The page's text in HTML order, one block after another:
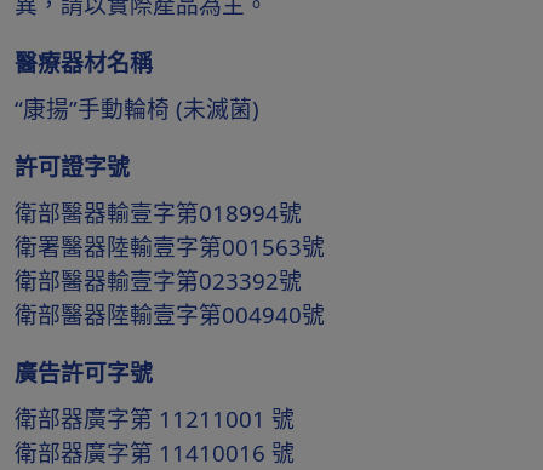
醫療器材名稱
“康揚”手動輪椅 (未滅菌)
許可證字號
衛部醫器輸壹字第018994號
衛署醫器陸輸壹字第001563號
衛部醫器輸壹字第023392號
衛部醫器陸輸壹字第004940號
廣告許可字號
衛部器廣字第 11211001 號
衛部器廣字第 11410016 號